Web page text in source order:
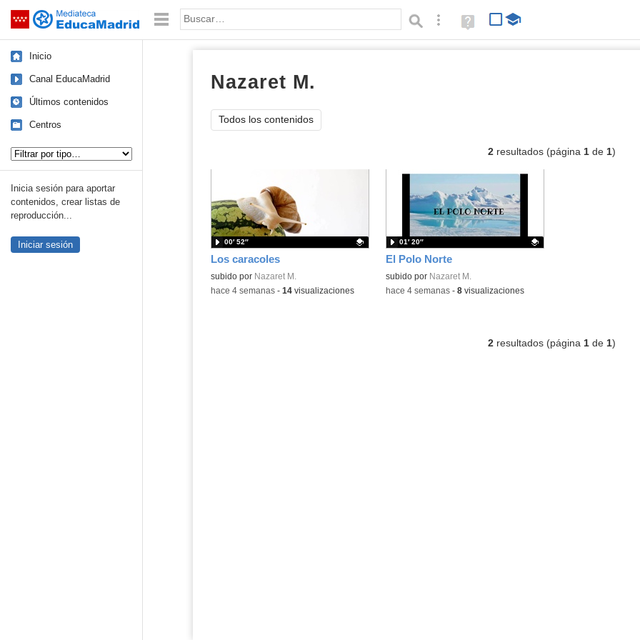
Saltar navegación Palabra o frase: Búsqueda avanzada
Ayuda
(en
Inicio
Canal EducaMadrid
Últimos contenidos
Centros
Inicia sesión para aportar
contenidos, crear listas de
reproducción...
Iniciar sesión
Nazaret M.
Todos los contenidos
2resultados (página 1de 1)
Los caracoles
Contenido educativo.
subido por Nazaret M.
00′ 52″
-hace 4 semanas- 14visualizaciones
El Polo Norte
Contenido educativo.
subido por Nazaret M.
01′ 20″
-hace 4 semanas- 8visualizaciones
2resultados (página 1de 1)